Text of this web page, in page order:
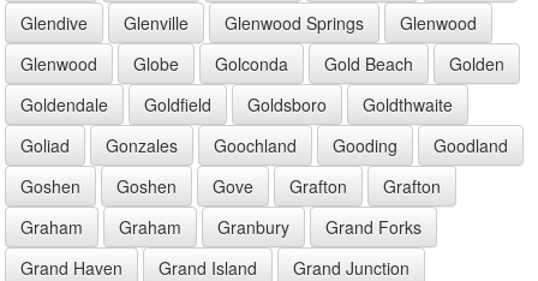
Glendive
Glenville Glenwood Springs
Glenwood
Glenwood
Globe Golconda Gold Beach
Golden
Goldendale
Goldfield Goldsboro
Goldthwaite
Goliad
Gonzales Goochland Gooding
Goodland
Goshen
Goshen Gove Grafton
Grafton
Graham
Graham Granbury
Grand Forks
Grand Haven
Grand Island
Grand Junction